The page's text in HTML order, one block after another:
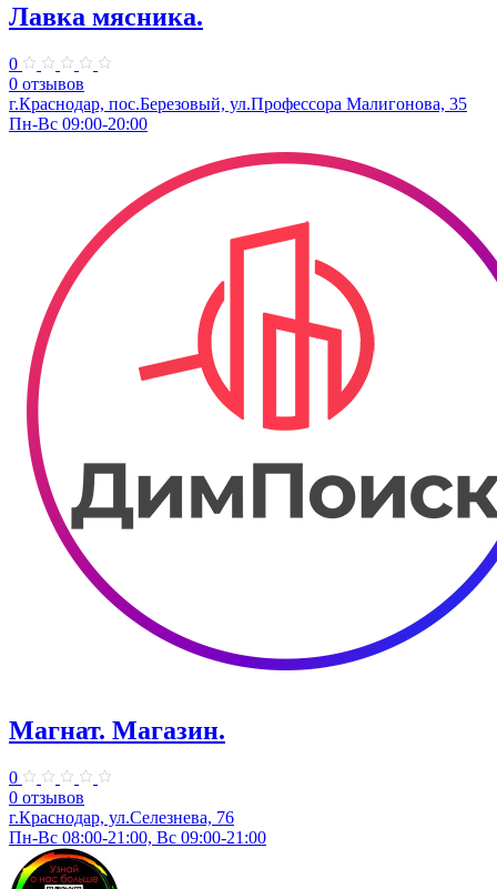
Лавка мясника.
0
0 отзывов
г.Краснодар, пос.Березовый, ул.Профессора Малигонова, 35
Пн-Вс 09:00-20:00
Магнат. Магазин.
0
0 отзывов
г.Краснодар, ул.Селезнева, 76
Пн-Вс 08:00-21:00, Вс 09:00-21:00